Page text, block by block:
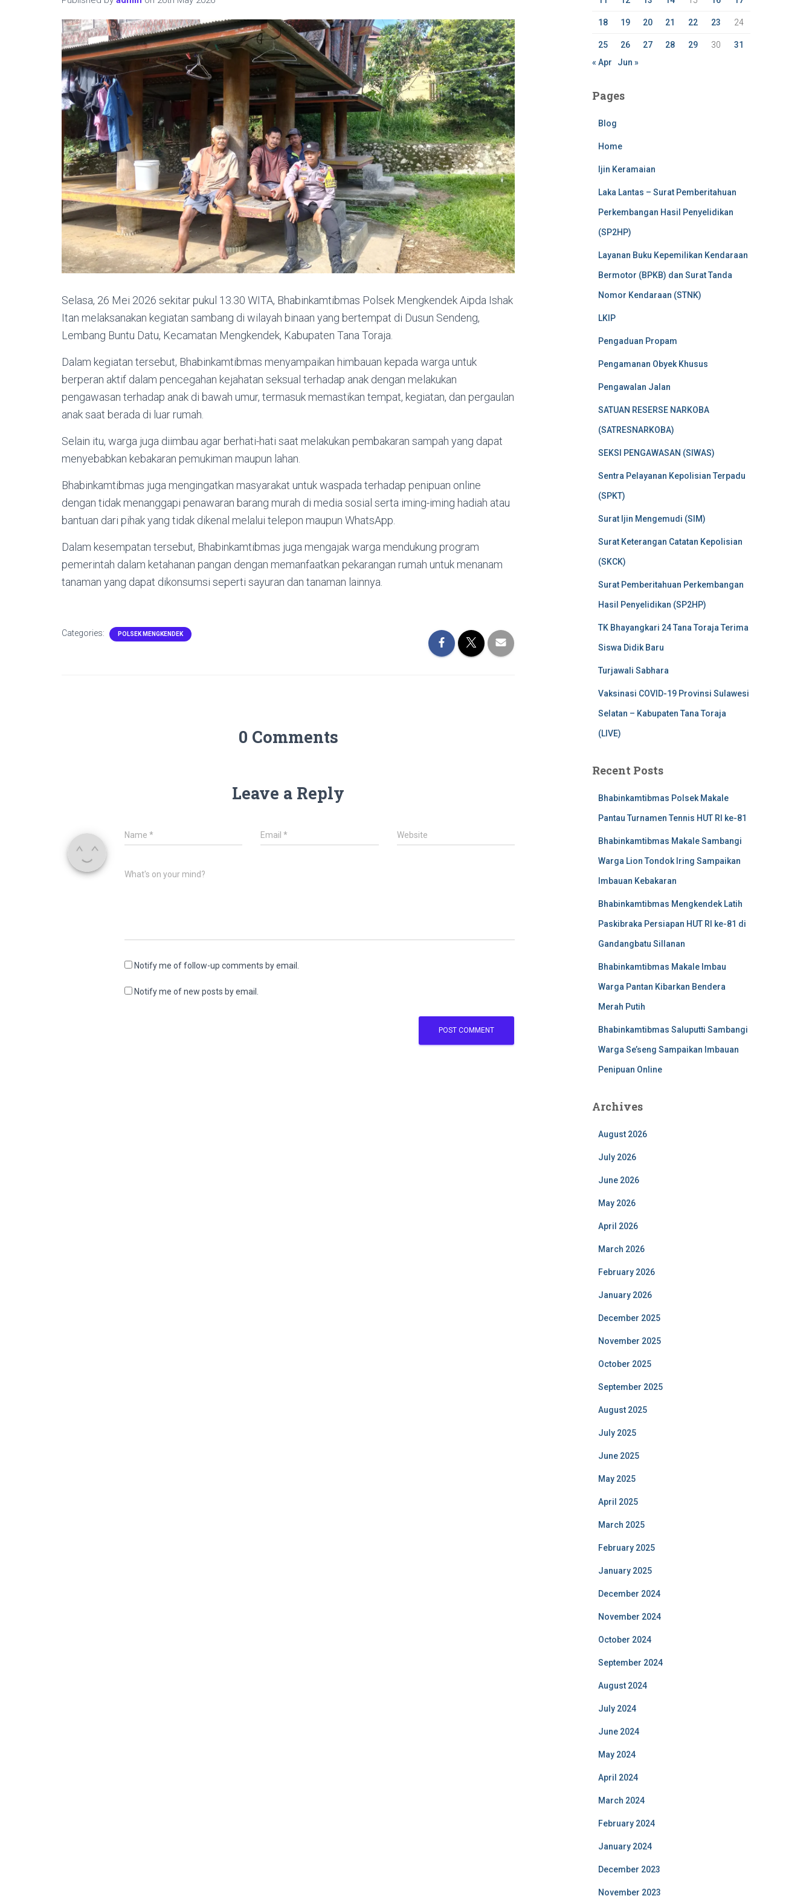
Selasa, 26 Mei 2026 sekitar pukul 13.30 WITA, Bhabinkamtibmas Polsek Mengkendek Aipda Ishak
Itan melaksanakan kegiatan sambang di wilayah binaan yang bertempat di Dusun Sendeng,
Lembang Buntu Datu, Kecamatan Mengkendek, Kabupaten Tana Toraja.
Dalam kegiatan tersebut, Bhabinkamtibmas menyampaikan himbauan kepada warga untuk
berperan aktif dalam pencegahan kejahatan seksual terhadap anak dengan melakukan
pengawasan terhadap anak di bawah umur, termasuk memastikan tempat, kegiatan, dan pergaulan
anak saat berada di luar rumah.
Selain itu, warga juga diimbau agar berhati-hati saat melakukan pembakaran sampah yang dapat
menyebabkan kebakaran pemukiman maupun lahan.
Bhabinkamtibmas juga mengingatkan masyarakat untuk waspada terhadap penipuan online
dengan tidak menanggapi penawaran barang murah di media sosial serta iming-iming hadiah atau
bantuan dari pihak yang tidak dikenal melalui telepon maupun WhatsApp.
Dalam kesempatan tersebut, Bhabinkamtibmas juga mengajak warga mendukung program
pemerintah dalam ketahanan pangan dengan memanfaatkan pekarangan rumah untuk menanam
tanaman yang dapat dikonsumsi seperti sayuran dan tanaman lainnya.
Categories: POLSEK MENGKENDEK
0 Comments
Leave a Reply
Name * Email* Website
What's on your mind?
Notify me of follow-up comments by email.
Notify me of new posts by email.
18 19 20 21 22 23 24
25 26 27 28 29 30
31
« Apr
Jun »
Pages
Blog
Home
Ijin Keramaian
Laka Lantas – Surat Pemberitahuan
Perkembangan Hasil Penyelidikan
(SP2HP)
Layanan Buku Kepemilikan Kendaraan
Bermotor (BPKB) dan Surat Tanda
Nomor Kendaraan (STNK)
LKIP
Pengaduan Propam
Pengamanan Obyek Khusus
Pengawalan Jalan
SATUAN RESERSE NARKOBA
(SATRESNARKOBA)
SEKSI PENGAWASAN (SIWAS)
Sentra Pelayanan Kepolisian Terpadu
(SPKT)
Surat Ijin Mengemudi (SIM)
Surat Keterangan Catatan Kepolisian
(SKCK)
Surat Pemberitahuan Perkembangan
Hasil Penyelidikan (SP2HP)
TK Bhayangkari 24 Tana Toraja Terima
Siswa Didik Baru
Turjawali Sabhara
Vaksinasi COVID-19 Provinsi Sulawesi
Selatan – Kabupaten Tana Toraja
(LIVE)
Recent Posts
Bhabinkamtibmas Polsek Makale
Pantau Turnamen Tennis HUT RI ke-81
Bhabinkamtibmas Makale Sambangi
Warga Lion Tondok Iring Sampaikan
Imbauan Kebakaran
Bhabinkamtibmas Mengkendek Latih
Paskibraka Persiapan HUT RI ke-81 di
Gandangbatu Sillanan
Bhabinkamtibmas Makale Imbau
Warga Pantan Kibarkan Bendera
Merah Putih
Bhabinkamtibmas Saluputti Sambangi
Warga Se’seng Sampaikan Imbauan
Penipuan Online
Archives
August 2026
July 2026
June 2026
May 2026
April 2026
March 2026
February 2026
January 2026
December 2025
November 2025
October 2025
September 2025
August 2025
July 2025
June 2025
May 2025
April 2025
March 2025
February 2025
January 2025
December 2024
November 2024
October 2024
September 2024
August 2024
July 2024
June 2024
May 2024
April 2024
March 2024
February 2024
January 2024
December 2023
November 2023